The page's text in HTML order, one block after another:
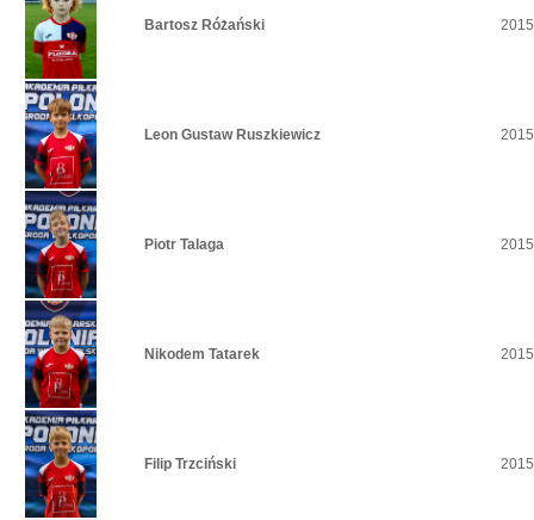
Bartosz Różański 2015
Leon Gustaw Ruszkiewicz 2015
Piotr Talaga 2015
Nikodem Tatarek 2015
Filip Trzciński 2015